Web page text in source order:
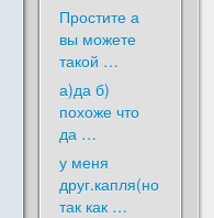
Простите а
вы можете
такой …
а)да б)
похоже что
да …
у меня
друг.капля(но
так как …